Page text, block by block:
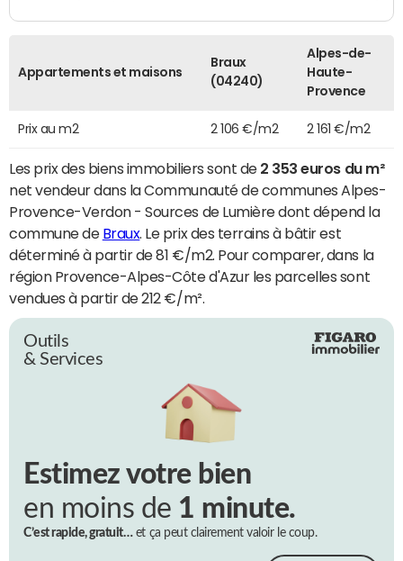
Appartements et maisons
Braux
(04240)
Alpes-de-
Haute-
Provence
Prix au m2 2 106 €/m2 2 161 €/m2
Les prix des biens immobiliers sont de 2 353 euros du m²
net vendeur dans la Communauté de communes Alpes-
Provence-Verdon - Sources de Lumière dont dépend la
commune de Braux. Le prix des terrains à bâtir est
déterminé à partir de 81 €/m2. Pour comparer, dans la
région Provence-Alpes-Côte d'Azur les parcelles sont
vendues à partir de 212 €/m².
Outils
& Services
Estimez votre bien
en moins de 1 minute.
C’est rapide, gratuit…et ça peut clairement valoir le coup.